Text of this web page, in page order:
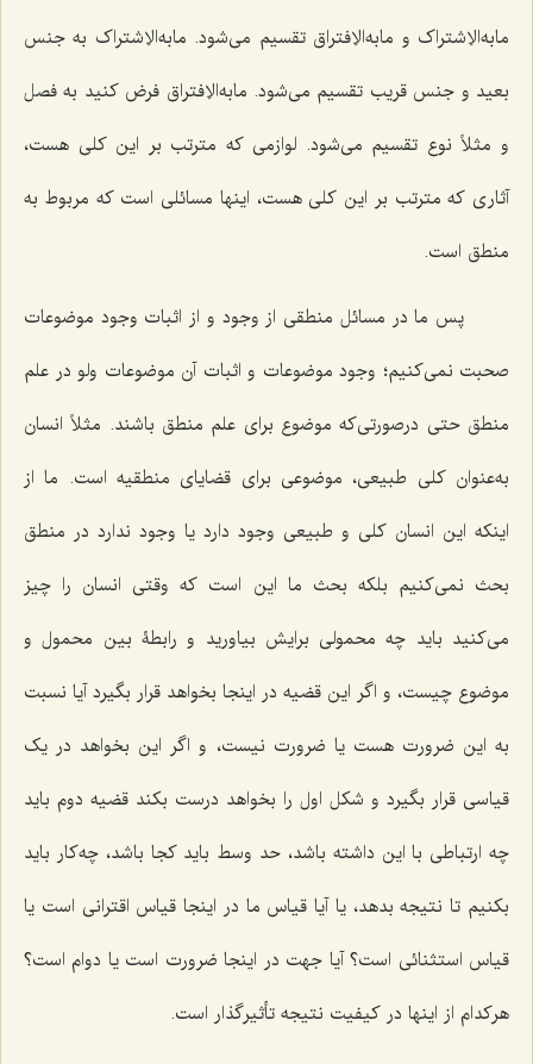
مابه‌الاِشتراک و مابه‌الاِفتراق تقسیم می‌شود. مابه‌الاِشتراک به جنس
بعید و جنس قریب تقسیم می‌شود. مابه‌الاِفتراق فرض کنید به فصل
و مثلاً نوع تقسیم می‌شود. لوازمی که مترتب بر این کلی هست،
آثاری که مترتب بر این کلی هست، اینها مسائلی است که مربوط به
منطق است.
پس ما در مسائل منطقی از وجود و از اثبات وجود موضوعات
صحبت نمی‌کنیم؛ وجود موضوعات و اثبات آن موضوعات ولو در علم
منطق حتی درصورتی‌که موضوع برای علم منطق باشند. مثلاً انسان
به‌عنوان کلی طبیعی، موضوعی برای قضایای منطقیه است. ما از
اینکه این انسان کلی و طبیعی وجود دارد یا وجود ندارد در منطق
بحث نمی‌کنیم بلکه بحث ما این است که وقتی انسان را چیز
می‌کنید باید چه محمولی برایش بیاورید و رابطۀ بین محمول و
موضوع چیست، و اگر این قضیه در اینجا بخواهد قرار بگیرد آیا نسبت
به این ضرورت هست یا ضرورت نیست، و اگر این بخواهد در یک
قیاسی قرار بگیرد و شکل اول را بخواهد درست بکند قضیه دوم باید
چه ارتباطی با این داشته باشد، حد وسط باید کجا باشد، چه‌کار باید
بکنیم تا نتیجه بدهد، یا آیا قیاس ما در اینجا قیاس اقترانی است یا
قیاس استثنائی است؟ آیا جهت در اینجا ضرورت است یا دوام است؟
هرکدام از اینها در کیفیت نتیجه تأثیرگذار است.